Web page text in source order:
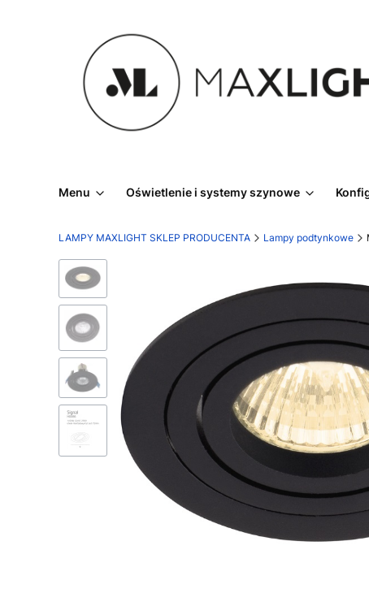
Menu Oświetlenie i systemy szynowe
LAMPY MAXLIGHT SKLEP PRODUCENTA Lampy podtynkowe